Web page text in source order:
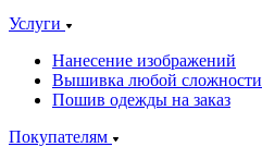
Услуги
Нанесение изображений
Вышивка любой сложности
Пошив одежды на заказ
Покупателям